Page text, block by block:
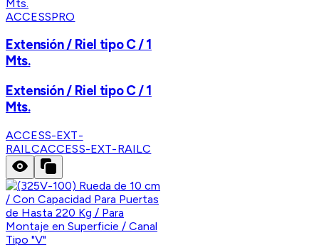
ACCESSPRO
Extensión / Riel tipo C / 1
Mts.
Extensión / Riel tipo C / 1
Mts.
ACCESS-EXT-
RAILCACCESS-EXT-RAILC